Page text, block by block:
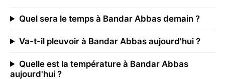
Quel sera le temps à Bandar Abbas demain ?
Va-t-il pleuvoir à Bandar Abbas aujourd'hui ?
Quelle est la température à Bandar Abbas
aujourd'hui ?